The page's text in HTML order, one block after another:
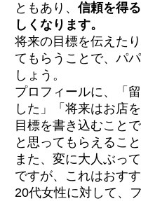
ともあり、 信頼を得
しくなります。
将来の目標を伝えた
てもらうことで、パ
しょう。
プロフィールに、「
した」「将来はお店
目標を書き込むことで
と思ってもらえるこ
また、変に大人ぶっ
ですが、これはおす
20代女性に対して、